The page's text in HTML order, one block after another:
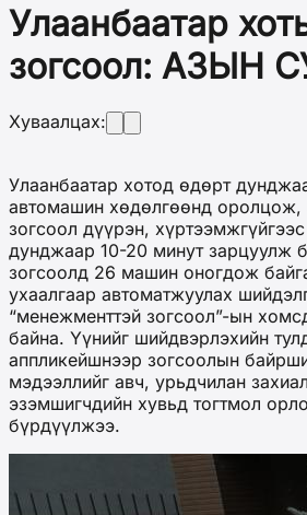
Улаанбаатар
зогсоол: АЗЫН
Хуваалцах:
Улаанбаатар хотод өдөрт
автомашин хөдөлгөөнд
зогсоол дүүрэн,
дунджаар 10-20 минут зарцуулж
зогсоолд 26 машин оногдож
ухаалгаар автоматжуулах
“менежменттэй зогсоол”-ын
байна. Үүнийг шийдвэрлэхийн
аппликейшнээр зогсоолын
мэдээллийг авч, урьдчилан
эзэмшигчдийн хувьд тогтмол
бүрдүүлжээ.